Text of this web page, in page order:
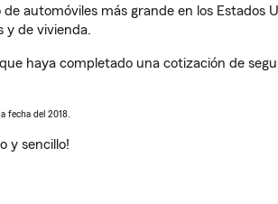
automóviles más grande en los Estados
y de vivienda.
haya completado una cotización de
fecha del 2018.
y sencillo!